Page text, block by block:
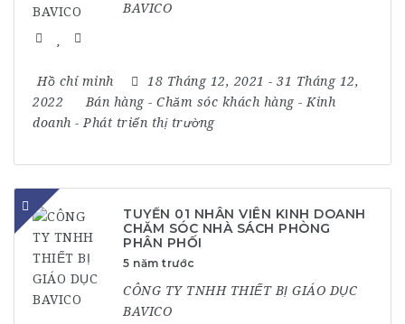
BAVICO
Hồ chí minh 18 Tháng 12, 2021 - 31 Tháng 12,
2022
Bán hàng- Chăm sóc khách hàng- Kinh
doanh - Phát triển thị trường
TUYỂN 01 NHÂN VIÊN KINH DOANH
CHĂM SÓC NHÀ SÁCH PHÒNG
PHÂN PHỐI
5 năm trước
CÔNG TY TNHH THIẾT BỊ GIÁO DỤC
BAVICO